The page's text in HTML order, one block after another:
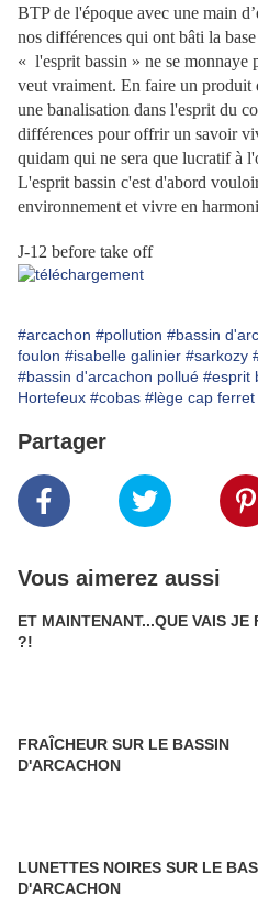
BTP de l'époque avec une main
nos différences qui ont bâti la
« l'esprit bassin » ne se monnaye
veut vraiment. En faire un produit
une banalisation dans l'esprit du
différences pour offrir un savoir
quidam qui ne sera que lucratif à
L'esprit bassin c'est d'abord
environnement et vivre en
J-12 before take off
#arcachon #pollution #bassin
foulon #isabelle galinier #sarkozy
#bassin d'arcachon pollué #esprit
Hortefeux #cobas #lège cap ferret
Partager
Vous aimerez aussi
ET MAINTENANT...QUE VAIS JE
?!
FRAÎCHEUR SUR LE BASSIN
D'ARCACHON
LUNETTES NOIRES SUR LE
D'ARCACHON